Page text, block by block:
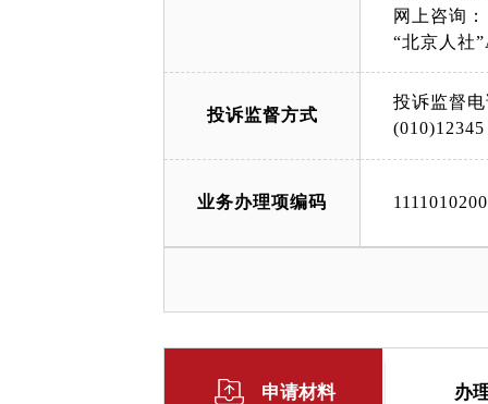
网上咨询：
“北京人社
投诉监督方式
投诉监督
(010)12345
业务办理项编码
申请材料 办